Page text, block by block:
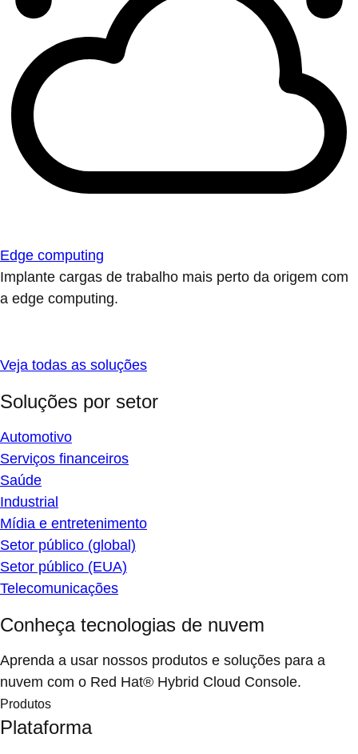
Edge computing
Implante cargas de trabalho mais perto da origem com
a edge computing.
Veja todas as soluções
Soluções por setor
Automotivo
Serviços financeiros
Saúde
Industrial
Mídia e entretenimento
Setor público (global)
Setor público (EUA)
Telecomunicações
Conheça tecnologias de nuvem
Aprenda a usar nossos produtos e soluções para a
nuvem com o Red Hat® Hybrid Cloud Console.
Produtos
Plataforma